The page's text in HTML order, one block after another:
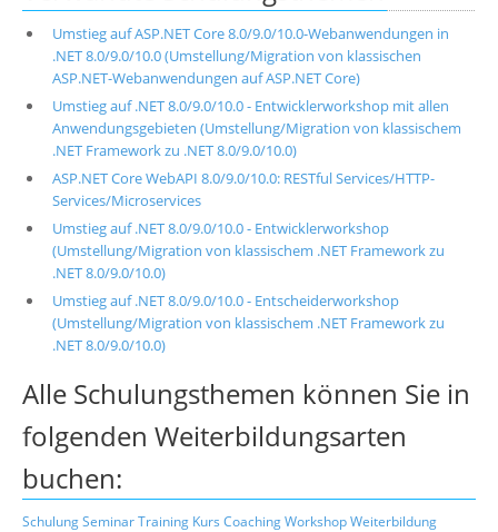
Umstieg auf ASP.NET Core 8.0/9.0/10.0-Webanwendungen in
.NET 8.0/9.0/10.0 (Umstellung/Migration von klassischen
ASP.NET-Webanwendungen auf ASP.NET Core)
Umstieg auf .NET 8.0/9.0/10.0 - Entwicklerworkshop mit allen
Anwendungsgebieten (Umstellung/Migration von klassischem
.NET Framework zu .NET 8.0/9.0/10.0)
ASP.NET Core WebAPI 8.0/9.0/10.0: RESTful Services/HTTP-
Services/Microservices
Umstieg auf .NET 8.0/9.0/10.0 - Entwicklerworkshop
(Umstellung/Migration von klassischem .NET Framework zu
.NET 8.0/9.0/10.0)
Umstieg auf .NET 8.0/9.0/10.0 - Entscheiderworkshop
(Umstellung/Migration von klassischem .NET Framework zu
.NET 8.0/9.0/10.0)
Alle Schulungsthemen können Sie in
folgenden Weiterbildungsarten
buchen:
SchulungSeminarTraining Kurs CoachingWorkshopWeiterbildung